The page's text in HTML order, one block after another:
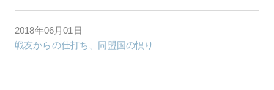
2018年06月01日
戦友からの仕打ち、同盟国の憤り